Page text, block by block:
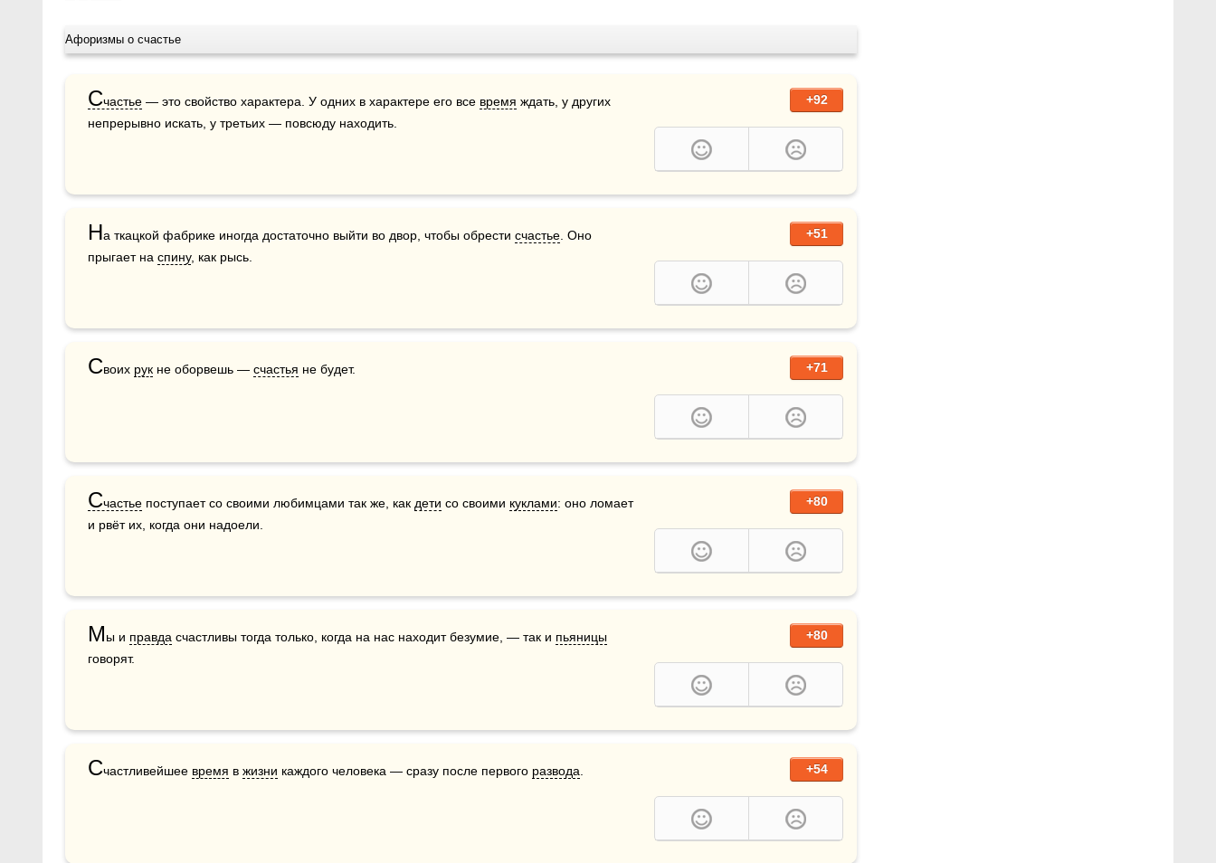
Афоризмы о счастье
+92
Счастье — это свойство характера. У одних в характере его все время ждать, у других
непрерывно искать, у третьих — повсюду находить.
+51
На ткацкой фабрике иногда достаточно выйти во двор, чтобы обрести счастье . Оно
прыгает на спину, как рысь.
+71
Своих рук не оборвешь — счастья не будет.
+80
Счастье поступает со своими любимцами так же, как дети со своими куклами: оно ломает
и рвёт их, когда они надоели.
+80
Мы и правда счастливы тогда только, когда на нас находит безумие, — так и пьяницы
говорят.
+54
Счастливейшее время в жизни каждого человека — сразу после первого развода